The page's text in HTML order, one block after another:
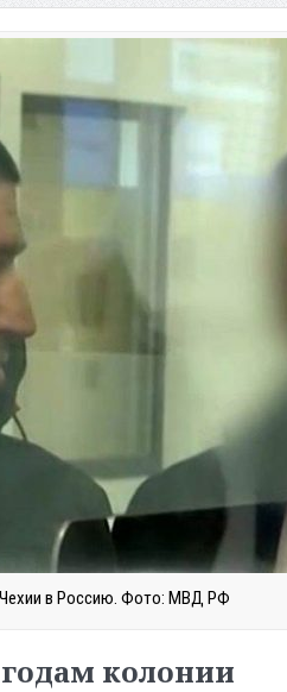
Чехии в Россию. Фото: МВД РФ
колонии